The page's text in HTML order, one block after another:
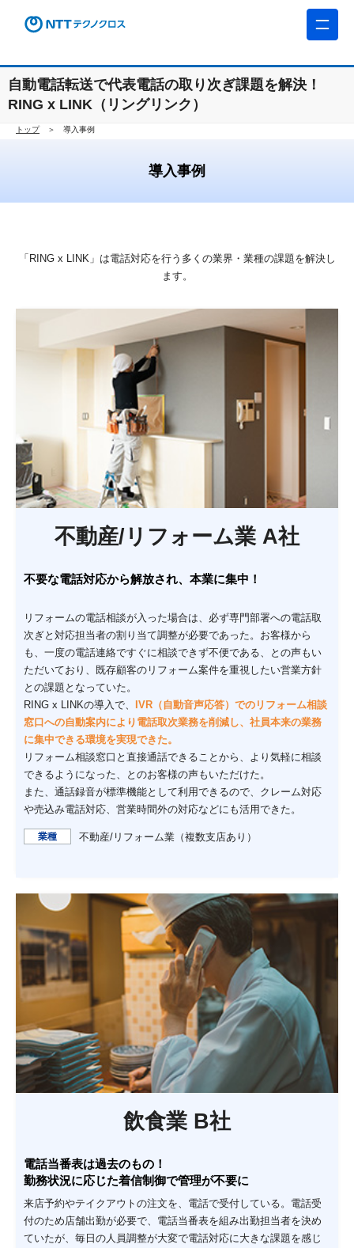
自動電話転送で代表電話の取り次ぎ課題を解決！
RING x LINK（リングリンク）
トップ 導入事例
導入事例
「RING x LINK」は電話対応を行う多くの業界・業種の課題を解決し
ます。
不動産/リフォーム業 A社
不要な電話対応から解放され、本業に集中！
リフォームの電話相談が入った場合は、必ず専門部署への電話取
次ぎと対応担当者の割り当て調整が必要であった。お客様から
も、一度の電話連絡ですぐに相談できず不便である、との声もい
ただいており、既存顧客のリフォーム案件を重視したい営業方針
との課題となっていた。
RING x LINKの導入で、
IVR（自動音声応答）でのリフォーム相談
窓口への自動案内により電話取次業務を削減し、社員本来の業務
に集中できる環境を実現できた。
リフォーム相談窓口と直接通話できることから、より気軽に相談
できるようになった、とのお客様の声もいただけた。
また、通話録音が標準機能として利用できるので、クレーム対応
や売込み電話対応、営業時間外の対応などにも活用できた。
業種 不動産/リフォーム業（複数支店あり）
飲食業 B社
電話当番表は過去のもの！
勤務状況に応じた着信制御で管理が不要に
来店予約やテイクアウトの注文を、電話で受付している。電話受
付のため店舗出勤が必要で、電話当番表を組み出勤担当者を決め
ていたが、毎日の人員調整が大変で電話対応に大きな課題を感じ